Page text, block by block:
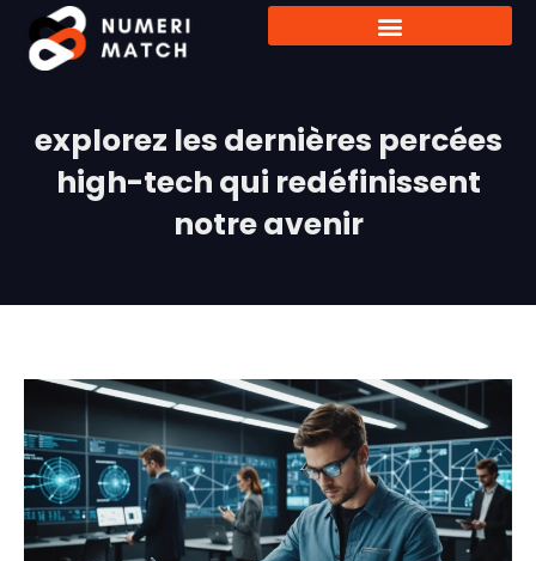
explorez les dernières percées
high-tech qui redéfinissent
notre avenir